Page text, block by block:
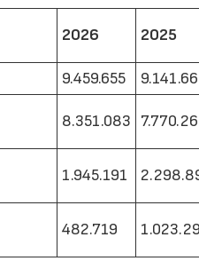
2026 2025
9.459.655
8.351.083
1.945.191
482.719